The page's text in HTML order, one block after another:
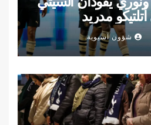
مدريد
شؤون آسيوية